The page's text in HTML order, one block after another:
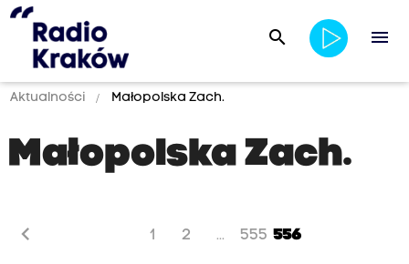
search menu
Aktualności Małopolska Zach.
Małopolska Zach.
chevron_left 1 2 ... 555 556